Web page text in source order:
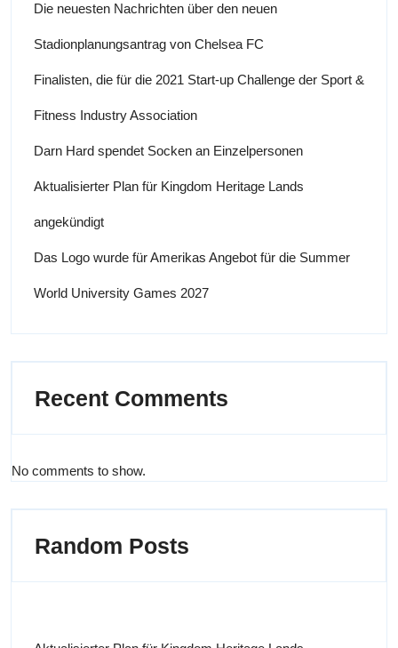
Die neuesten Nachrichten über den neuen
Stadionplanungsantrag von Chelsea FC
Finalisten, die für die 2021 Start-up Challenge der Sport &
Fitness Industry Association
Darn Hard spendet Socken an Einzelpersonen
Aktualisierter Plan für Kingdom Heritage Lands
angekündigt
Das Logo wurde für Amerikas Angebot für die Summer
World University Games 2027
Recent Comments
No comments to show.
Random Posts